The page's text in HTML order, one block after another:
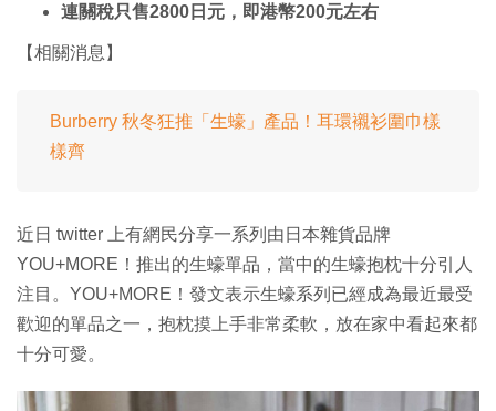
連關稅只售2800日元，即港幣200元左右
【相關消息】
Burberry 秋冬狂推「生蠔」產品！耳環襯衫圍巾樣
樣齊
近日 twitter 上有網民分享一系列由日本雜貨品牌
YOU+MORE！推出的生蠔單品，當中的生蠔抱枕十分引人
注目。YOU+MORE！發文表示生蠔系列已經成為最近最受
歡迎的單品之一，抱枕摸上手非常柔軟，放在家中看起來都
十分可愛。